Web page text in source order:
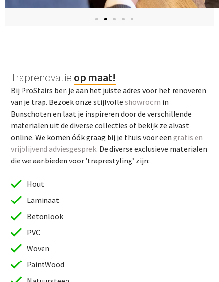
Traprenovatie op maat!
Bij ProStairs ben je aan het juiste adres voor het renoveren
van je trap. Bezoek onze stijlvolleshowroom in
Bunschoten en laat je inspireren door de verschillende
materialen uit de diverse collecties of bekijk ze alvast
online. We komen óók graag bij je thuis voor eengratis en
vrijblijvend adviesgesprek. De diverse exclusieve materialen
die we aanbieden voor ’traprestyling’ zijn:
Hout
Laminaat
Betonlook
PVC
Woven
PaintWood